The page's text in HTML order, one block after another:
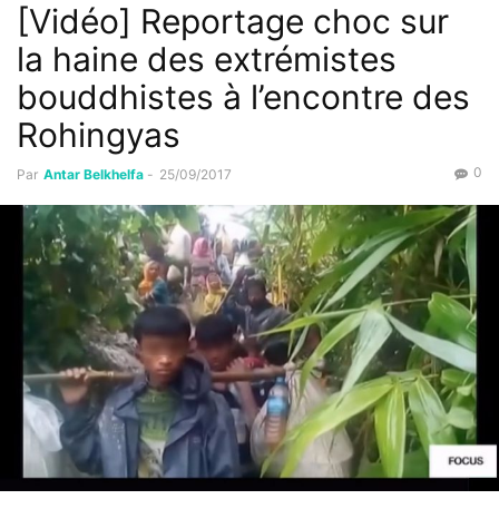
[Vidéo] Reportage choc sur
la haine des extrémistes
bouddhistes à l’encontre des
Rohingyas
Par Antar Belkhelfa - 25/09/2017 0